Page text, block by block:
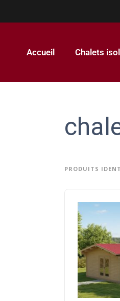
Accueil Chalets
PRODUITS